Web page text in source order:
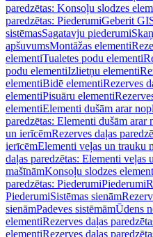
paredzētas: Konsoļu slodzes
paredzētas: PiederumiGeberit
sistēmasSagatavju piederumi
apšuvumsMontāžas elementi
elementiTualetes podu elementi
podu elementiIzlietņu elementi
elementiBidē elementiRezerves
elementiPisuāru elementi
elementiElementi dušām arar
paredzētas: Elementi dušām arar
un ierīcēmRezerves daļas
ierīcēmElementi veļas un trauku
daļas paredzētas: Elementi veļas
mašīnāmKonsoļu slodzes
paredzētas: PiederumiPiederumi
PiederumiSistēmas sienām
sienāmPadeves sistēmāmŪdens
elementiRezerves daļas
elementiRezerves daļas